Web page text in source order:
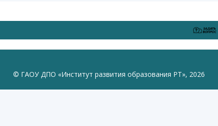
© ГАОУ ДПО «Институт развития образования РТ», 2026